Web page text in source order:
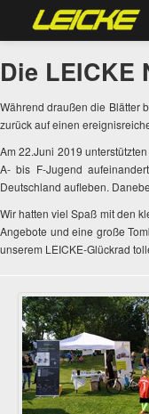
Die
Während draußen die Blätter
zurück auf einen
Am 22.Juni 2019
A- bis F-Jugend
Deutschland aufleben.
Wir hatten viel Spaß mit den
Angebote und eine große
unserem LEICKE-Glückrad